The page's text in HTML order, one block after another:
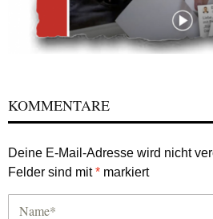
KOMMENTARE
Deine E-Mail-Adresse wird nicht
Felder sind mit* markiert